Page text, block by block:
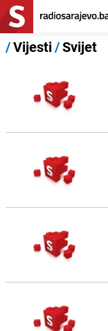
/Vijesti/Svijet